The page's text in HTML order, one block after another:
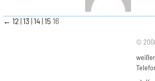
← 12 13 14 15 16
©